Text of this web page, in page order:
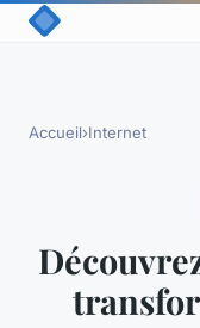
Accueil›Internet